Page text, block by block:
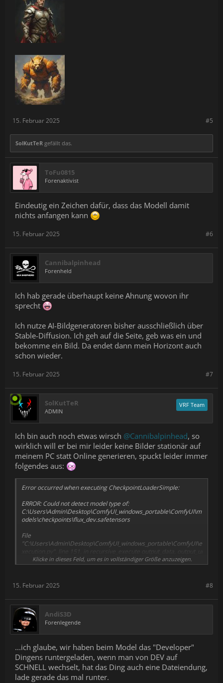
#5
15. Februar 2025
SolKutTeR gefällt das.
ToFu0815
Forenaktivist
Eindeutig ein Zeichen dafür, dass das Modell damit
nichts anfangen kann
#6
15. Februar 2025
Cannibalpinhead
Forenheld
Ich hab gerade überhaupt keine Ahnung wovon ihr
sprecht
Ich nutze AI-Bildgeneratoren bisher ausschließlich über
Stable-Diffusion. Ich geh auf die Seite, geb was ein und
bekomme ein Bild. Da endet dann mein Horizont auch
schon wieder.
#7
15. Februar 2025
SolKutTeR
ADMIN
VRF Team
Ich bin auch noch etwas wirsch @Cannibalpinhead, so
wirklich will er bei mir leider keine Bilder stationär auf
meinem PC statt Online generieren, spuckt leider immer
folgendes aus:
Error occurred when executing CheckpointLoaderSimple:
ERROR: Could not detect model type of:
C:\Users\Admin\Desktop\ComfyUI_windows_portable\ComfyUI\m
odels\checkpoints\flux_dev.safetensors
File
"C:\Users\Admin\Desktop\ComfyUI_windows_portable\ComfyUI\e
xecution.py", line 151, in recursive_execute output_data, output_ui
= get_output_data(obj, input_data_all)
"C:\Users\Admin\Desktop\ComfyUI_windows_portable\ComfyUI\e
map_node_over_list(obj, input_data_all, obj.FUNCTION,
allow_interrupt=True)
File
"C:\Users\Admin\Desktop\ComfyUI_windows_portable\ComfyUI\e
xecution.py", line 74, in map_node_over_list
results.append(getattr(obj, func)(**slice_dict(input_data_all, i)))
^
Klicke in dieses Feld, um es in vollständiger Größe anzuzeigen.
#8
15. Februar 2025
AndiS3D
Forenlegende
...ich glaube, wir haben beim Model das "Developer"
Dingens runtergeladen, wenn man von DEV auf
SCHNELL wechselt, hat das Ding auch eine Dateiendung,
lade gerade das mal runter.